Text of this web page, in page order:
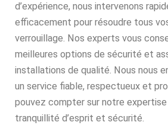
d’expérience, nous intervenons
efficacement pour résoudre tous
verrouillage. Nos experts vous
meilleures options de sécurité et
installations de qualité. Nous nous
un service fiable, respectueux et
pouvez compter sur notre
tranquillité d’esprit et sécurité.